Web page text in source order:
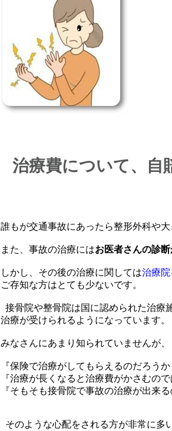
治療費について、自
誰もが交通事故にあったら整形外科や
また、事故の治療にはお医者さんの診
しかし、その後の治療に関しては治療院
ご存知な方はとても少ないです。
接骨院や整骨院は国に認められた治療
治療が受けられるようになっています。
みなさんにあまり知られていませんが、
『保険で治療がしてもらえるのだろうか
『治療が長くなると治療費がかさむので
『そもそも接骨院で事故の治療が出来る
そのような心配をされる方が非常に多